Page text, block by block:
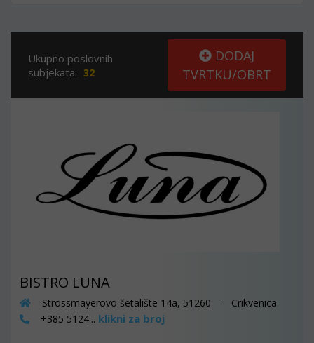
Ukupno poslovnih
subjekata: 32
DODAJ
TVRTKU/OBRT
BISTRO LUNA
Strossmayerovo šetalište 14a, 51260 - Crikvenica
+385 5124... klikni za broj